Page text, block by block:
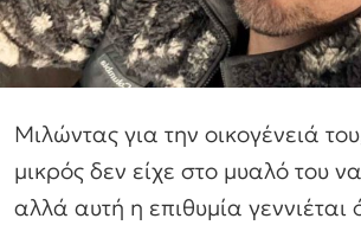
Μιλώντας για την οικογένειά
μικρός δεν είχε στο μυαλό του
αλλά αυτή η επιθυμία γεννιέται